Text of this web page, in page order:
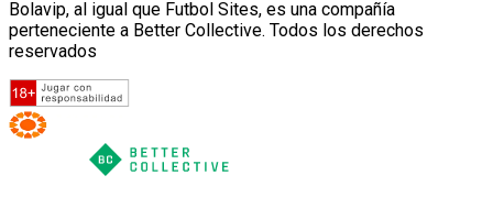
Bolavip, al igual que Futbol Sites, es una compañía
perteneciente a Better Collective. Todos los derechos
reservados